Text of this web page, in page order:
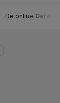
De online